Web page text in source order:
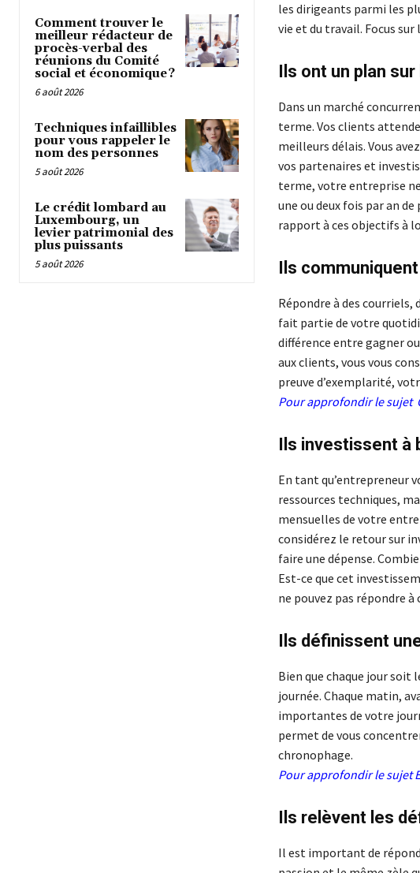
Comment trouver le
meilleur rédacteur de
procès-verbal des
réunions du Comité
social et économique ?
6 août 2026
Techniques infaillibles
pour vous rappeler le
nom des personnes
5 août 2026
Le crédit lombard au
Luxembourg, un
levier patrimonial des
plus puissants
5 août 2026
les dirigeants parmi les
vie et du travail. Focus
Ils ont un plan
Dans un marché
terme. Vos clients
meilleurs délais. Vous
vos partenaires et
terme, votre entreprise
une ou deux fois par an
rapport à ces objectifs à
Ils
Répondre à des
fait partie de votre
différence entre gagner
aux clients, vous vous
preuve d’exemplarité,
Pour approfondir le sujet
Ils investissent à
En tant qu’entrepreneur
ressources techniques,
mensuelles de votre
considérez le retour sur
faire une dépense.
Est-ce que cet
ne pouvez pas répondre à
Ils définissent
Bien que chaque jour
journée. Chaque matin,
importantes de votre
permet de vous
chronophage.
Pour approfondir le sujet
Ils relèvent les
Il est important de